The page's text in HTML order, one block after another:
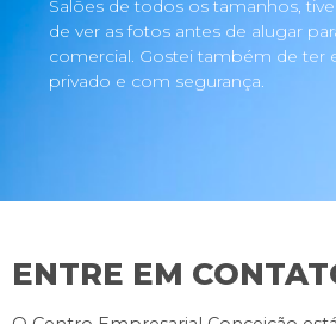
Salões de todos os tamanhos,
de ver as fotos antes de alugar
comercial. Gostei também de ter
privado e com segurança.
ENTRE EM